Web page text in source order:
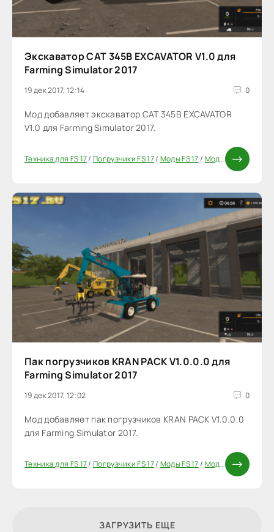
Экскаватор CAT 345B EXCAVATOR V1.0 для
Farming Simulator 2017
19 дек 2017, 12:14 0
Мод добавляет экскаватор CAT 345B EXCAVATOR
V1.0 для Farming Simulator 2017.
Техника для FS 17/Погрузчики FS 17/ Моды FS 17/ Моды ФС 17
Пак погрузчиков KRAN PACK V1.0.0.0 для
Farming Simulator 2017
19 дек 2017, 12:02 0
Мод добавляет пак погрузчиков KRAN PACK V1.0.0.0
для Farming Simulator 2017.
Техника для FS 17/Погрузчики FS 17/ Моды FS 17/ Моды ФС 17
ЗАГРУЗИТЬ ЕЩЕ